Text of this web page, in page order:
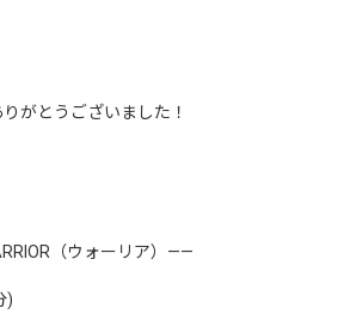
がとうございました！
（ウォーリア）——
)